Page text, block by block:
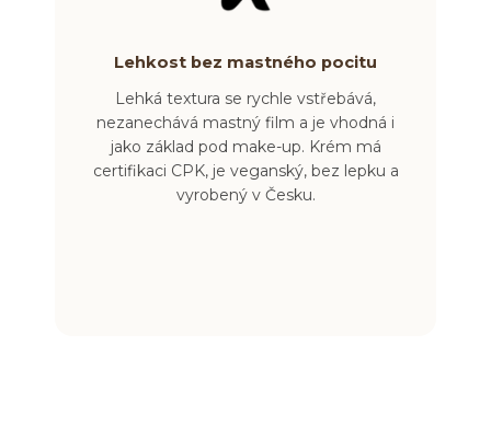
Lehkost bez mastného pocitu
Lehká textura se rychle vstřebává,
nezanechává mastný film a je vhodná i
jako základ pod make-up. Krém má
certifikaci CPK, je veganský, bez lepku a
vyrobený v Česku.